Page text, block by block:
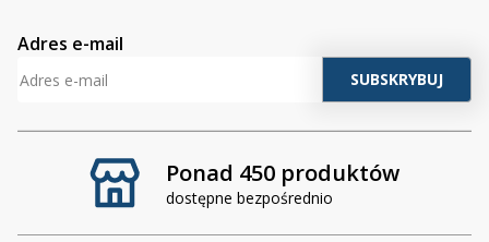
Ponad 450 produktów
dostępne bezpośrednio
Adres e-mail